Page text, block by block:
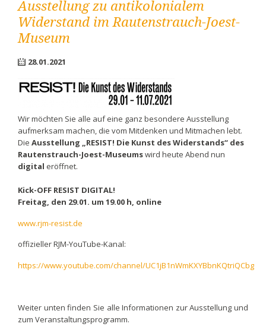
Ausstellung zu antikolonialem
Widerstand im Rautenstrauch-Joest-
Museum
28.01.2021
Wir möchten Sie alle auf eine ganz besondere Ausstellung
aufmerksam machen, die vom Mitdenken und Mitmachen lebt.
Die Ausstellung „RESIST! Die Kunst des Widerstands“ des
Rautenstrauch-Joest-Museumswird heute Abend nun
digital eröffnet.
Kick-OFF RESIST DIGITAL!
Freitag, den 29.01. um 19.00 h, online
www.rjm-resist.de
offizieller RJM-YouTube-Kanal:
https://www.youtube.com/channel/UC1jB1nWmKXYBbnKQtriQCbg
Weiter unten finden Sie alle Informationen zur Ausstellung und
zum Veranstaltungsprogramm.